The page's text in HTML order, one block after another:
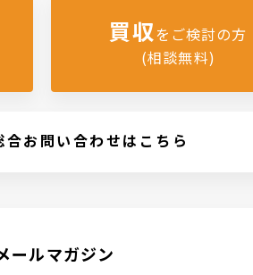
買収をご検討の方
(相談無料)
合お問い合わせはこちら
ールマガジン